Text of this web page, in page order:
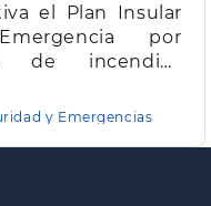
el Plan Insular
por
de incendios
y Emergencias